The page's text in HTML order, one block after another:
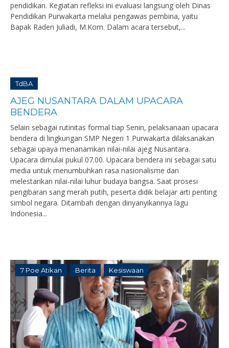
pendidikan. Kegiatan refleksi ini evaluasi langsung oleh Dinas
Pendidikan Purwakarta melalui pengawas pembina, yaitu
Bapak Raden Juliadi, M.Kom. Dalam acara tersebut,...
TdBA
AJEG NUSANTARA DALAM UPACARA
BENDERA
Selain sebagai rutinitas formal tiap Senin, pelaksanaan upacara
bendera di lingkungan SMP Negeri 1 Purwakarta dilaksanakan
sebagai upaya menanamkan nilai-nilai ajeg Nusantara.
Upacara dimulai pukul 07.00. Upacara bendera ini sebagai satu
media untuk menumbuhkan rasa nasionalisme dan
melestarikan nilai-nilai luhur budaya bangsa. Saat prosesi
pengibaran sang merah putih, peserta didik belajar arti penting
simbol negara. Ditambah dengan dinyanyikannya lagu
Indonesia...
7 Poe Atikan Berita Kesiswaan